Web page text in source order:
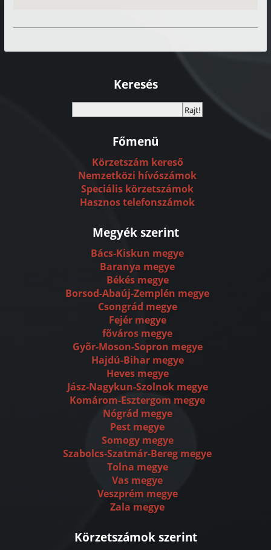
Keresés
Főmenü
Körzetszám kereső
Nemzetközi hívószámok
Speciális körzetszámok
Hasznos telefonszámok
Megyék szerint
Bács-Kiskun megye
Baranya megye
Békés megye
Borsod-Abaúj-Zemplén megye
Csongrád megye
Fejér megye
fõváros megye
Gyõr-Moson-Sopron megye
Hajdú-Bihar megye
Heves megye
Jász-Nagykun-Szolnok megye
Komárom-Esztergom megye
Nógrád megye
Pest megye
Somogy megye
Szabolcs-Szatmár-Bereg megye
Tolna megye
Vas megye
Veszprém megye
Zala megye
Körzetszámok szerint